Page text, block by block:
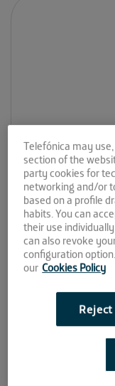
Telefónica may
section of the
party cookies for
networking and/or
based on a profile
habits. You can
their use
can also revoke
configuration
our Cookies Policy